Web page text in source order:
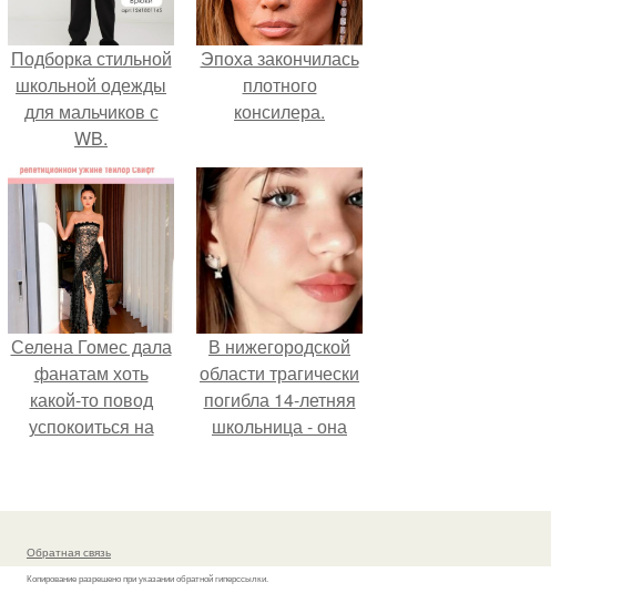
Подборка стильной
школьной одежды
для мальчиков с
WB.
Эпоха закончилась
плотного
консилера.
Селена Гомес дала
фанатам хоть
какой-то повод
успокоиться на
свадьбе Тейлор
В нижегородской
области трагически
погибла 14-летняя
школьница - она
к контрольной по
Обратная связь
Копирование разрешено при указании обратной гиперссылки.